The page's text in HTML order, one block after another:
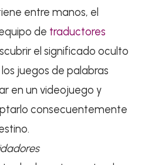
entre manos, el
de traductores
el significado oculto
juegos de palabras
en un videojuego y
consecuentemente